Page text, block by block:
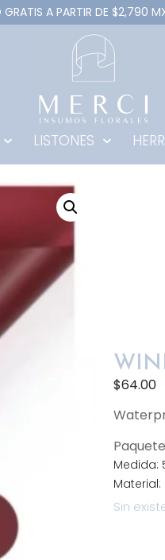
GRATIS A PARTIR DE $2,790
LISTONES
$64.00
Medida:
Material:
Sin